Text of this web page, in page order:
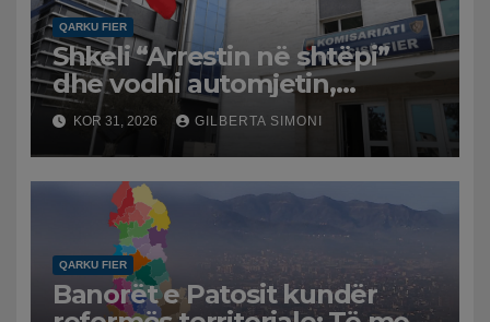
QARKU FIER
Shkeli “Arrestin në shtëpi”
dhe vodhi automjetin,
arrestohet 43-vjeçari
KOR 31, 2026 GILBERTA SIMONI
QARKU FIER
Banorët e Patosit kundër